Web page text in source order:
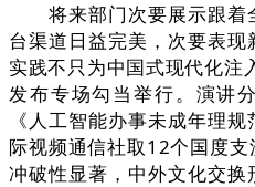
将来部门次要展示跟着
台渠道日益完美，次要表
实践不只为中国式现代化注
发布专场勾当举行。演讲
《人工智能办事未成年理
际视频通信社取12个国度
冲破性显著，中外文化交